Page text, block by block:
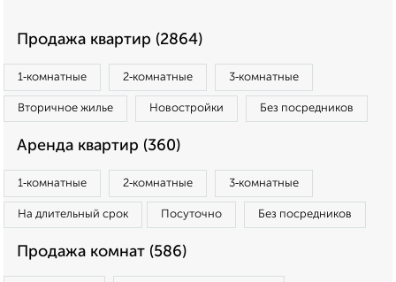
Продажа квартир (2864)
1‑комнатные 2‑комнатные 3‑комнатные
Вторичное жилье Новостройки Без посредников
Аренда квартир (360)
1‑комнатные 2‑комнатные 3‑комнатные
На длительный срок Посуточно Без посредников
Продажа комнат (586)